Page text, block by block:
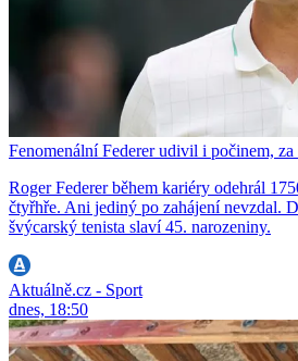
Fenomenální Federer udivil i počinem, za
Roger Federer během kariéry odehrál
čtyřhře. Ani jediný po zahájení nevzdal.
švýcarský tenista slaví 45. narozeniny.
Aktuálně.cz - Sport
dnes, 18:50